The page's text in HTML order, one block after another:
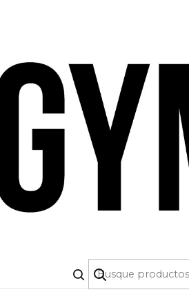
|
TALLA
S L
Agregar a la lista de favoritos